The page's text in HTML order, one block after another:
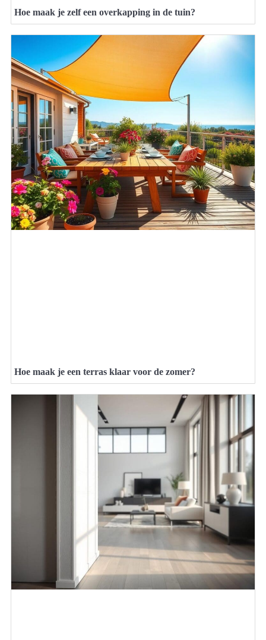
Hoe maak je zelf een overkapping in de tuin?
Hoe maak je een terras klaar voor de zomer?